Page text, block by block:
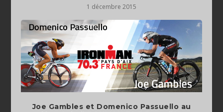
1 décembre 2015
Joe Gambles et Domenico Passuello au